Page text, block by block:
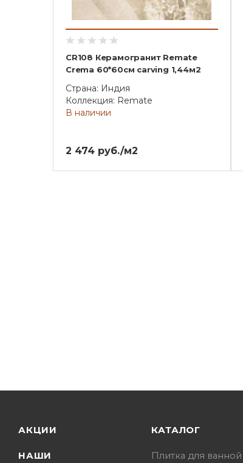
CR108 Керамогранит Remate
Crema 60*60см carving 1,44м2
Страна: Индия
Коллекция: Remate
В наличии
2 474 руб./м2
АКЦИИ
НАШИ
КАТАЛОГ
Плитка для ванной